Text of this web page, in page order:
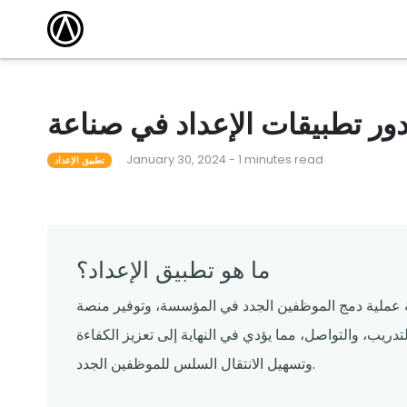
تساعدك البرامج التعليمية المجانية عبر الإنترنت التي
القوالب
تطبيق الإعداد January 30, 2024 - 1 minutes read
ما هو تطبيق الإعداد؟
دمج الموظفين الجدد في المؤسسة، وتوفير منصة
والتواصل، مما يؤدي في النهاية إلى تعزيز الكفاءة
وتسهيل الانتقال السلس للموظفين الجدد.